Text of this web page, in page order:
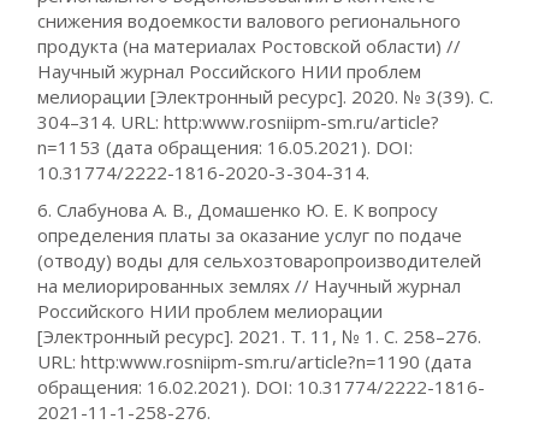
снижения водоемкости валового регионального
продукта (на материалах Ростовской области) //
Научный журнал Российского НИИ проблем
мелиорации [Электронный ресурс]. 2020. № 3(39). С.
304–314. URL: http:www.rosniipm-sm.ru/article?
n=1153 (дата обращения: 16.05.2021). DOI:
10.31774/2222-1816-2020-3-304-314.
6. Слабунова А. В., Домашенко Ю. Е. К вопросу
определения платы за оказание услуг по подаче
(отводу) воды для сельхозтоваропроизводителей
на мелиорированных землях // Научный журнал
Российского НИИ проблем мелиорации
[Электронный ресурс]. 2021. Т. 11, № 1. С. 258–276.
URL: http:www.rosniipm-sm.ru/article?n=1190 (дата
обращения: 16.02.2021). DOI: 10.31774/2222-1816-
2021-11-1-258-276.